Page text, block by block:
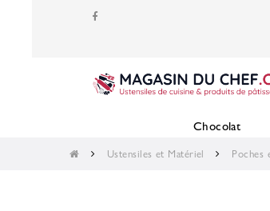
Chocolat
Ustensiles et Matériel Poches